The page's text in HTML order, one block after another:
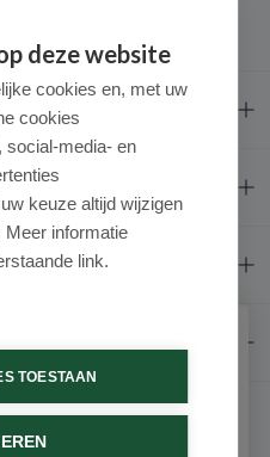
deze website
cookies en, met uw
cookies
social-media- en
keuze altijd wijzigen
Meer informatie
link.
TOESTAAN
nieuwsbrief
en persoonlijk